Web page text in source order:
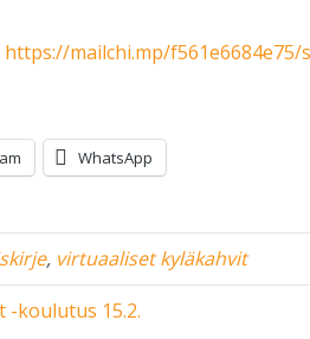
https://mailchi.mp/
WhatsApp
, virtuaaliset kyläkahvit
koulutus 15.2.